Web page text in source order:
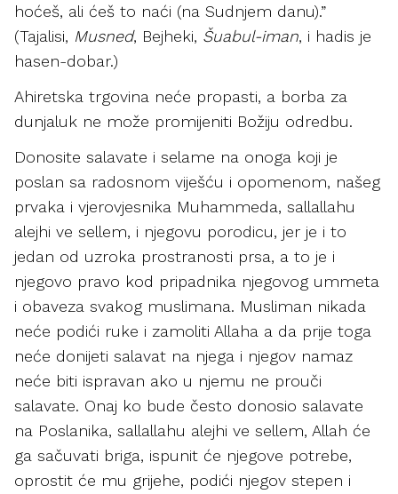
hoćeš, ali ćeš to naći (na Sudnjem danu).”
(Tajalisi, Musned, Bejheki, Šuabul-iman, i hadis je
hasen-dobar.)
Ahiretska trgovina neće propasti, a borba za
dunjaluk ne može promijeniti Božiju odredbu.
Donosite salavate i selame na onoga koji je
poslan sa radosnom viješću i opomenom, našeg
prvaka i vjerovjesnika Muhammeda, sallallahu
alejhi ve sellem, i njegovu porodicu, jer je i to
jedan od uzroka prostranosti prsa, a to je i
njegovo pravo kod pripadnika njegovog ummeta
i obaveza svakog muslimana. Musliman nikada
neće podići ruke i zamoliti Allaha a da prije toga
neće donijeti salavat na njega i njegov namaz
neće biti ispravan ako u njemu ne prouči
salavate. Onaj ko bude često donosio salavate
na Poslanika, sallallahu alejhi ve sellem, Allah će
ga sačuvati briga, ispunit će njegove potrebe,
oprostit će mu grijehe, podići njegov stepen i